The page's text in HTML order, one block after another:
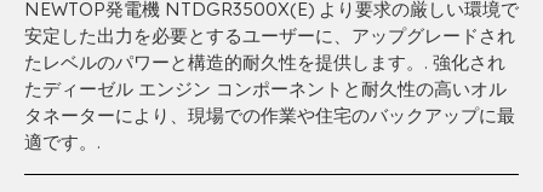
NEWTOP発電機 NTDGR3500X(E) より要求の厳しい環境で
安定した出力を必要とするユーザーに、アップグレードされ
たレベルのパワーと構造的耐久性を提供します。. 強化され
たディーゼル エンジン コンポーネントと耐久性の高いオル
タネーターにより、現場での作業や住宅のバックアップに最
適です。.